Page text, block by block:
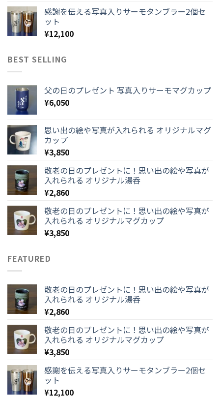
感謝を伝える写真入りサーモタンブラー2個セ
ット
¥12,100
BEST SELLING
父の日のプレゼント 写真入りサーモマグカップ
¥6,050
思い出の絵や写真が入れられる オリジナルマグ
カップ
¥3,850
敬老の日のプレゼントに！思い出の絵や写真が
入れられる オリジナル湯呑
¥2,860
敬老の日のプレゼントに！思い出の絵や写真が
入れられる オリジナルマグカップ
¥3,850
FEATURED
敬老の日のプレゼントに！思い出の絵や写真が
入れられる オリジナル湯呑
¥2,860
敬老の日のプレゼントに！思い出の絵や写真が
入れられる オリジナルマグカップ
¥3,850
感謝を伝える写真入りサーモタンブラー2個セ
ット
¥12,100